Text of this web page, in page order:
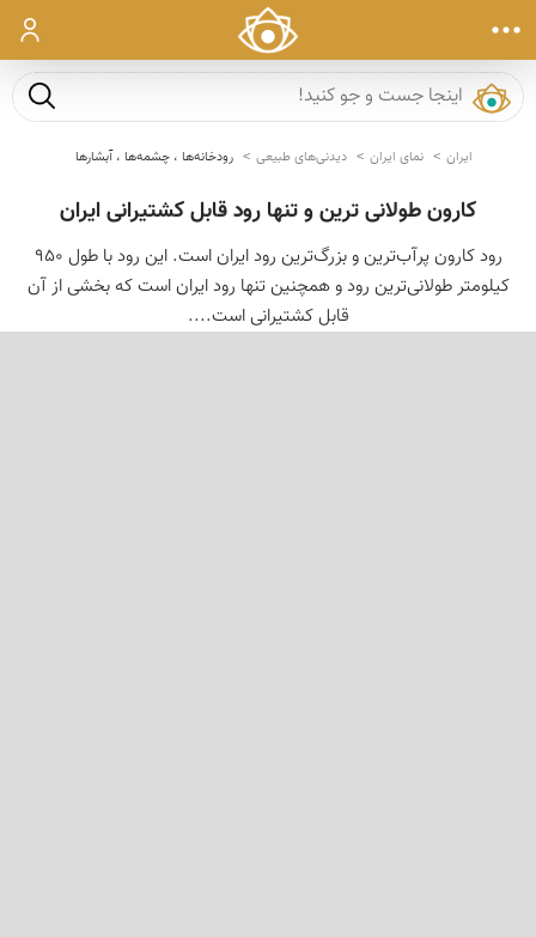
ورود
جست و
ایران نمای ایران دیدنی‌های طبیعی رودخانه‌ها ، چشمه‌ها ، آبشارها
کارون طولانی ترین و تنها رود قابل کشتیرانی ایران
رود کارون پرآب‌ترین و بزرگ‌ترین رود ایران است. این رود با طول ۹۵۰
کیلومتر طولانی‌ترین رود و همچنین تنها رود ایران است كه بخشی از آن
قابل كشتیرانی است....